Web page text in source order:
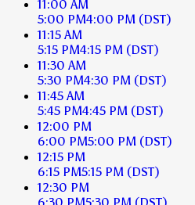
11:00 AM
5:00 PM4:00 PM (DST)
11:15 AM
5:15 PM4:15 PM (DST)
11:30 AM
5:30 PM4:30 PM (DST)
11:45 AM
5:45 PM4:45 PM (DST)
12:00 PM
6:00 PM5:00 PM (DST)
12:15 PM
6:15 PM5:15 PM (DST)
12:30 PM
6:30 PM5:30 PM (DST)